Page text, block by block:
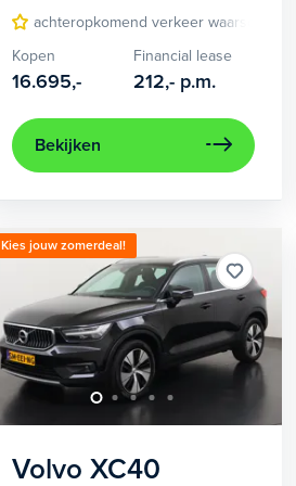
bi-xenon koplampen adaptief
achteropkomend verkeer waarschuwing
Kopen
16.695,-
Financial lease
212,- p.m.
Bekijken
Kies jouw zomerdeal!
Volvo XC40